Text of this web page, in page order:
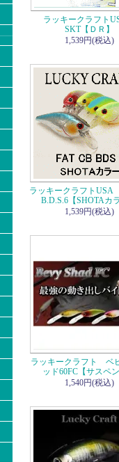
ラッキークラフト
SKT【ＤＲ】
1,539円(税込)
ラッキークラフトUSA
B.D.S.6【SHOTAカ
1,539円(税込)
ラッキークラフト ベ
ッド60FC【サスペ
1,540円(税込)